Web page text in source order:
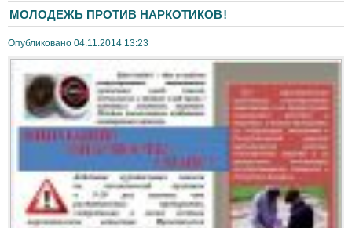
МОЛОДЕЖЬ ПРОТИВ НАРКОТИКОВ!
Опубликовано 04.11.2014 13:23